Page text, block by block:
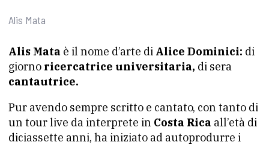
Alis Mata
Alis Mata è il nome d’arte di Alice Dominici: di
giorno ricercatrice universitaria, di sera
cantautrice.
Pur avendo sempre scritto e cantato, con tanto di
un tour live da interprete in Costa Rica all’età di
diciassette anni, ha iniziato ad autoprodurre i